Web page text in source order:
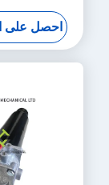
احصل على